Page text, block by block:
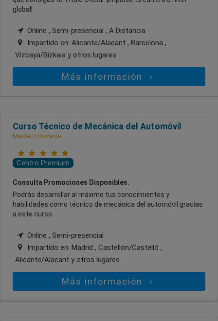
global!
Online , Semi-presencial , A Distancia
Impartido en: Alicante/Alacant , Barcelona ,
Vizcaya/Bizkaia y otros lugares
Más información
Curso Técnico de Mecánica del Automóvil
MasterD Davante
Centro Premium
Consulta Promociones Disponibles.
Podrás desarrollar al máximo tus conocimientos y
habilidades como técnico de mecánica del automóvil gracias
a este curso.
Online , Semi-presencial
Impartido en: Madrid , Castellón/Castelló ,
Alicante/Alacant y otros lugares
Más información